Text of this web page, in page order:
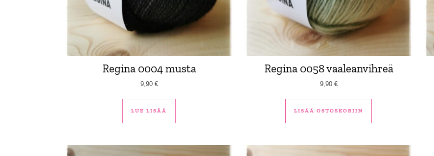
Regina 0004 musta
9,90 €
LUE LISÄÄ
Regina 0058 vaaleanvihreä
9,90 €
LISÄÄ OSTOSKORIIN